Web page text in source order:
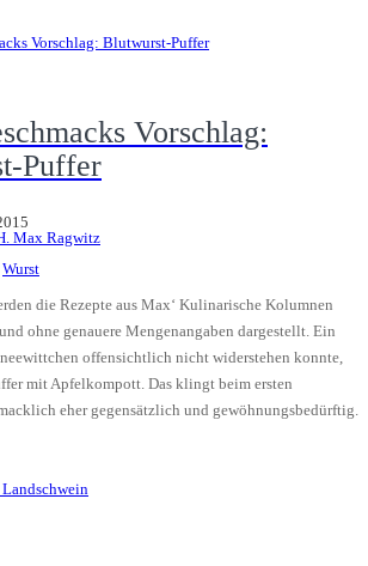
Vorschlag:
Puffer
Max Ragwitz
Wurst
die Rezepte aus Max‘ Kulinarische Kolumnen
ohne genauere Mengenangaben dargestellt. Ein
offensichtlich nicht widerstehen konnte,
mit Apfelkompott. Das klingt beim ersten
eher gegensätzlich und gewöhnungsbedürftig.